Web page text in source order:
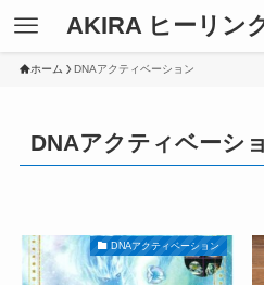
AKIRA ヒーリン
ホーム DNAアクティベーション
DNAアクティベーシ
DNAアクティベーション